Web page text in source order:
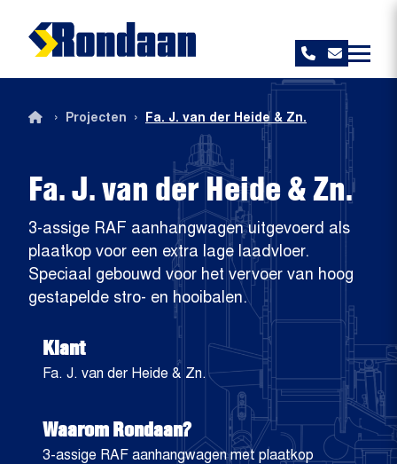
Fa. J. van der Heide & Zn.
3-assige RAF aanhangwagen uitgevoerd als
plaatkop voor een extra lage laadvloer.
Speciaal gebouwd voor het vervoer van hoog
gestapelde stro- en hooibalen.
› Projecten › Fa. J. van der Heide & Zn.
Klant
Fa. J. van der Heide & Zn.
Waarom Rondaan?
3-assige RAF aanhangwagen met plaatkop